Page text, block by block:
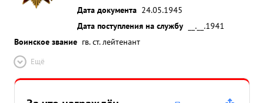
Дата документа 24.05.1945
Дата поступления на службу
__.__.1941
Воинское звание гв. ст. лейтенант
Ещё